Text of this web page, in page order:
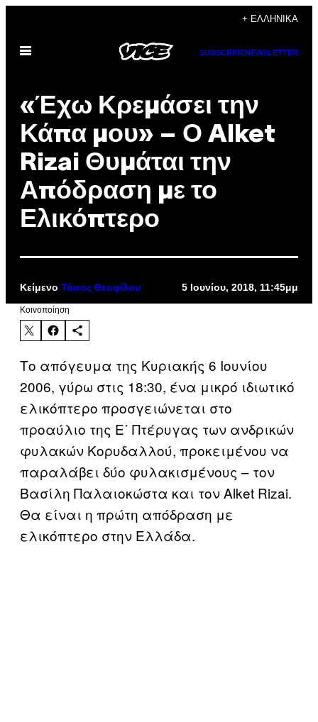
περιεχόμενο
+ ΕΛΛΗΝΙΚΆ
Ανοίξτε
SUBSCRIBENEWSLETTER
«Έχω Κρεμάσει την
Κάπα μου» – Ο Alket
Rizai Θυμάται την
Απόδραση με το
Ελικόπτερο
Κείμενο Τάσος Θεοφίλου 5 Ιουνίου, 2018, 11:45μμ
Kοινοποίηση
Tο απόγευμα της Κυριακής 6 Ιουνίου
2006, γύρω στις 18:30, ένα μικρό ιδιωτικό
ελικόπτερο προσγειώνεται στο
προαύλιο της Ε΄ Πτέρυγας των ανδρικών
φυλακών Κορυδαλλού, προκειμένου να
παραλάβει δύο φυλακισμένους – τον
Βασίλη Παλαιοκώστα και τον Alket Rizai.
Θα είναι η πρώτη απόδραση με
ελικόπτερο στην Ελλάδα.